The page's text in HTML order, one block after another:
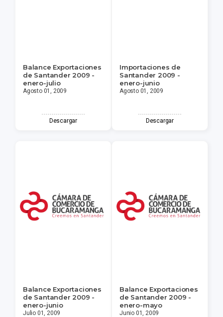
Balance Exportaciones
de Santander 2009 -
enero-julio
Agosto 01, 2009
Descargar
Importaciones de
Santander 2009 -
enero-junio
Agosto 01, 2009
Descargar
Balance Exportaciones
de Santander 2009 -
enero-junio
Julio 01, 2009
Balance Exportaciones
de Santander 2009 -
enero-mayo
Junio 01, 2009